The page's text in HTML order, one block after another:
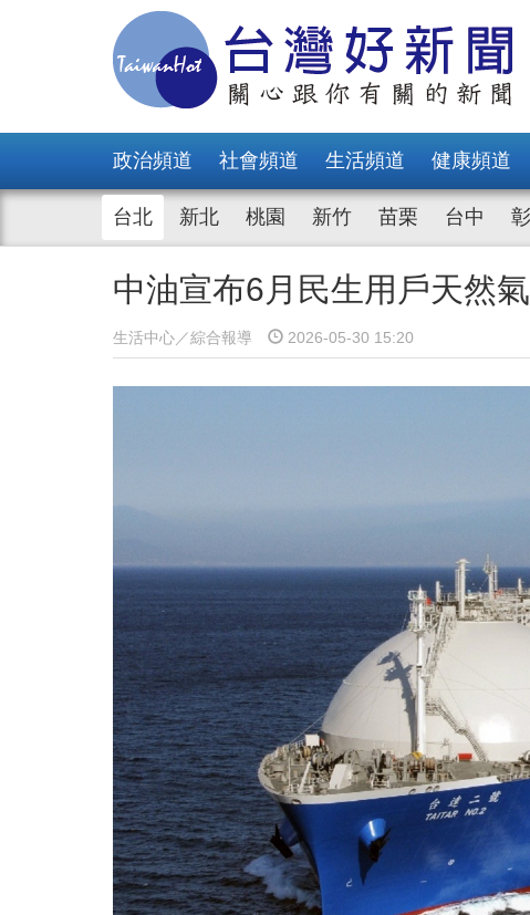
政治頻道 社會頻道 生活頻道 健康頻道
台北 新北 桃園 新竹 苗栗 台中
中油宣布6月民生用戶天然
生活中心／綜合報導 2026-05-30 15:20